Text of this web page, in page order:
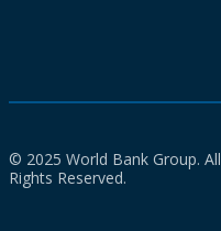
© 2025 World Bank Group. All
Rights Reserved.